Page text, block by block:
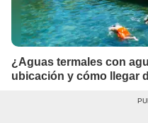
¿Aguas termales con
ubicación y cómo llegar